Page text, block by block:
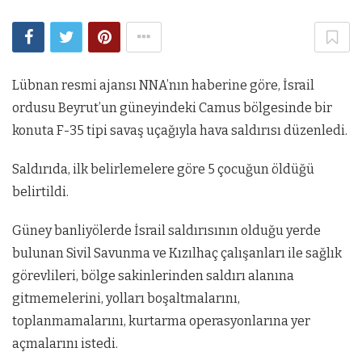
Lübnan resmi ajansı NNA’nın haberine göre, İsrail
ordusu Beyrut’un güneyindeki Camus bölgesinde bir
konuta F-35 tipi savaş uçağıyla hava saldırısı düzenledi.
Saldırıda, ilk belirlemelere göre 5 çocuğun öldüğü
belirtildi.
Güney banliyölerde İsrail saldırısının olduğu yerde
bulunan Sivil Savunma ve Kızılhaç çalışanları ile sağlık
görevlileri, bölge sakinlerinden saldırı alanına
gitmemelerini, yolları boşaltmalarını,
toplanmamalarını, kurtarma operasyonlarına yer
açmalarını istedi.